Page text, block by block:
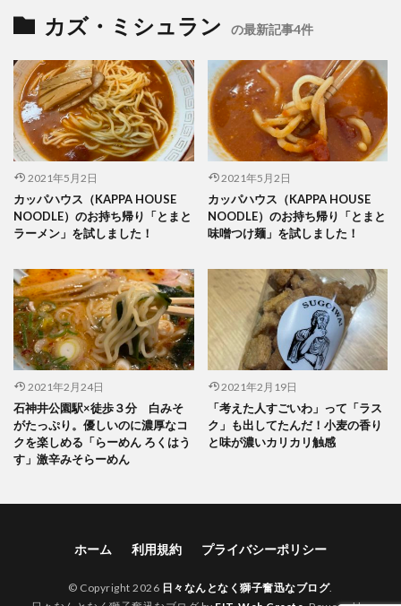
カズ・ミシュラン の最新記事4件
2021年5月2日
カッパハウス（KAPPA HOUSE
NOODLE）のお持ち帰り「とまと
ラーメン」を試しました！
2021年5月2日
カッパハウス（KAPPA HOUSE
NOODLE）のお持ち帰り「とまと
味噌つけ麺」を試しました！
2021年2月24日
石神井公園駅×徒歩３分 白みそ
がたっぷり。優しいのに濃厚なコ
クを楽しめる「らーめん ろくはう
す」激辛みそらーめん
2021年2月19日
「考えた人すごいわ」って「ラス
ク」も出してたんだ！小麦の香り
と味が濃いカリカリ触感
ホーム 利用規約 プライバシーポリシー
© Copyright 2026 日々なんとなく獅子奮迅なブログ.